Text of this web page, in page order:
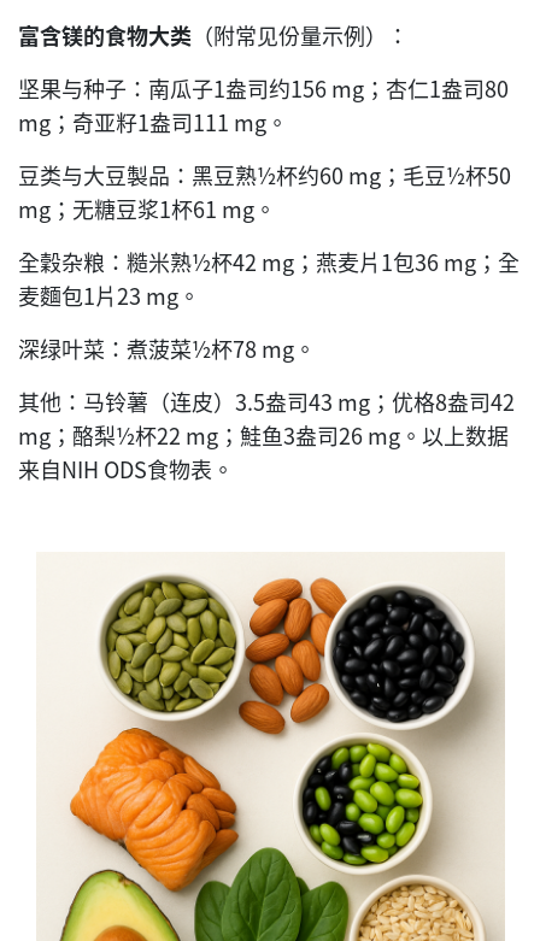
富含镁的食物大类 （附常见份量示例）：
坚果与种子：南瓜子1盎司约156 mg；杏仁1盎司80
mg；奇亚籽1盎司111 mg。
豆类与大豆製品：黑豆熟½杯约60 mg；毛豆½杯50
mg；无糖豆浆1杯61 mg。
全穀杂粮：糙米熟½杯42 mg；燕麦片1包36 mg；全
麦麵包1片23 mg。
深绿叶菜：煮菠菜½杯78 mg。
其他：马铃薯（连皮）3.5盎司43 mg；优格8盎司42
mg；酪梨½杯22 mg；鮭鱼3盎司26 mg。以上数据
来自NIH ODS食物表。